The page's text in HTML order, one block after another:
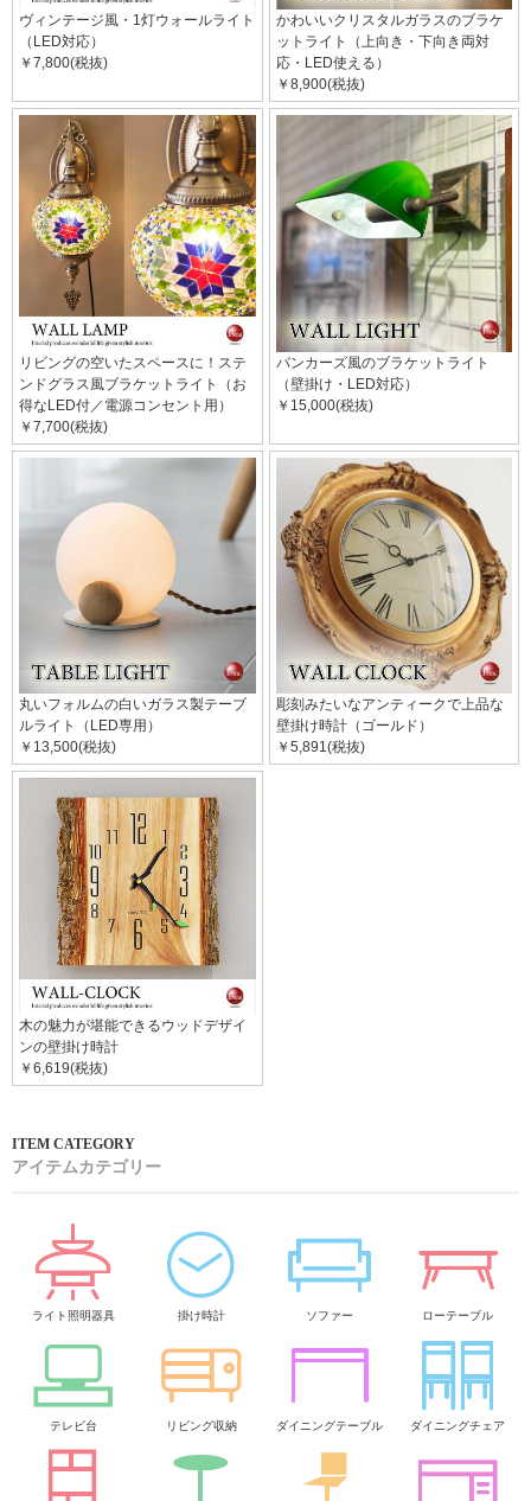
ヴィンテージ風・1灯ウォールライト
（LED対応）
￥7,800(税抜)
かわいいクリスタルガラスのブラケ
ットライト（上向き・下向き両対
応・LED使える）
￥8,900(税抜)
リビングの空いたスペースに！ステ
ンドグラス風ブラケットライト（お
得なLED付／電源コンセント用）
￥7,700(税抜)
バンカーズ風のブラケットライト
（壁掛け・LED対応）
￥15,000(税抜)
丸いフォルムの白いガラス製テーブ
ルライト（LED専用）
￥13,500(税抜)
彫刻みたいなアンティークで上品な
壁掛け時計（ゴールド）
￥5,891(税抜)
木の魅力が堪能できるウッドデザイ
ンの壁掛け時計
￥6,619(税抜)
アイテムカテゴリー
ライト照明器具 掛け時計 ソファー ローテーブル
テレビ台 リビング収納 ダイニングテーブル ダイニングチェア